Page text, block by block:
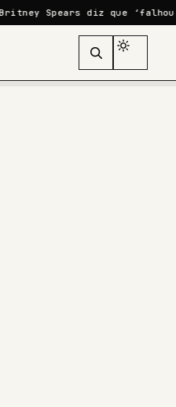
diz que ‘falhou como